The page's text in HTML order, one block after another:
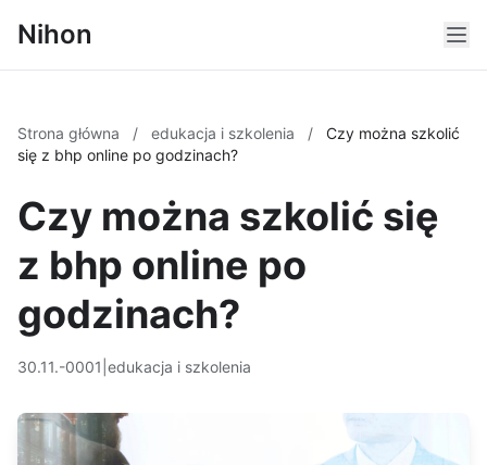
Nihon
Strona główna / edukacja i szkolenia /
Czy można szkolić
się z bhp online po godzinach?
Czy można szkolić się
z bhp online po
godzinach?
30.11.-0001 edukacja i szkolenia